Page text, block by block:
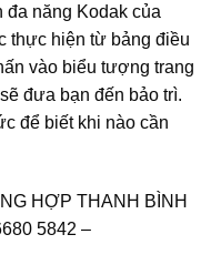
đa năng Kodak của
thực hiện từ bảng điều
vào biểu tượng trang
đưa bạn đến bảo trì.
để biết khi nào cần
HỢP THANH BÌNH
5842 –